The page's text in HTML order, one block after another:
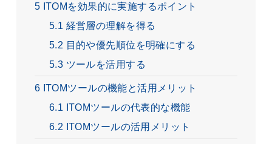
5 ITOMを効果的に実施するポイント
5.1 経営層の理解を得る
5.2 目的や優先順位を明確にする
5.3 ツールを活用する
6 ITOMツールの機能と活用メリット
6.1 ITOMツールの代表的な機能
6.2 ITOMツールの活用メリット